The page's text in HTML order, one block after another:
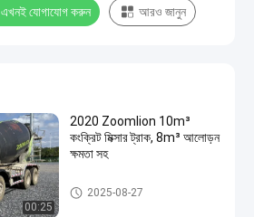
এখনই যোগাযোগ করুন আরও জানুন
00:25
2020 Zoomlion 10m³
কংক্রিট মিক্সার ট্রাক, 8m³ আলোড়ন
ক্ষমতা সহ
ব্যবহৃত কংক্রিট মিক্সার ট্রাক
2025-08-27